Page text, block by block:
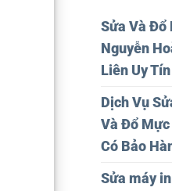
Sửa Và Đổ
Nguyễn
Liên Uy Tín
Dịch Vụ
Và Đổ Mực
Có Bảo
Sửa máy